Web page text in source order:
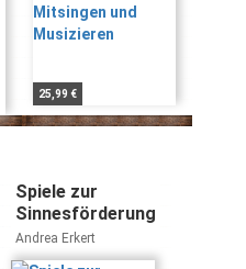
25,99 €
Spiele zur
Sinnesförderung
Andrea Erkert